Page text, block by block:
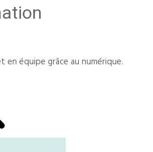
équipe grâce au numérique.